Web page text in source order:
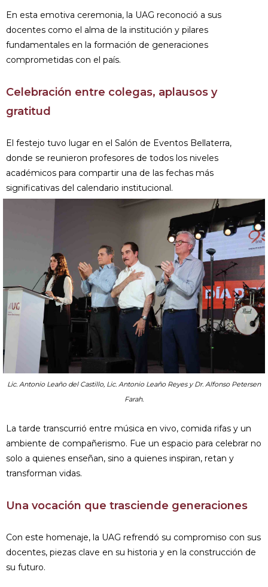
En esta emotiva ceremonia, la UAG reconoció a sus
docentes como el alma de la institución y pilares
fundamentales en la formación de generaciones
comprometidas con el país.
Celebración entre colegas, aplausos y
gratitud
El festejo tuvo lugar en el Salón de Eventos Bellaterra,
donde se reunieron profesores de todos los niveles
académicos para compartir una de las fechas más
significativas del calendario institucional.
Lic. Antonio Leaño del Castillo, Lic. Antonio Leaño Reyes y Dr. Alfonso Petersen
Farah.
La tarde transcurrió entre música en vivo, comida rifas y un
ambiente de compañerismo. Fue un espacio para celebrar no
solo a quienes enseñan, sino a quienes inspiran, retan y
transforman vidas.
Una vocación que trasciende generaciones
Con este homenaje, la UAG refrendó su compromiso con sus
docentes, piezas clave en su historia y en la construcción de
su futuro.